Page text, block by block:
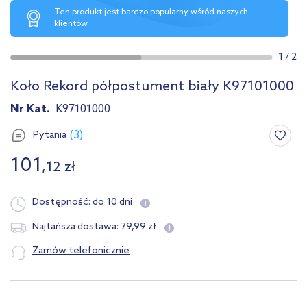
Ten produkt jest bardzo popularny wśród naszych
klientów.
1 /2
Koło Rekord półpostument biały K97101000
Nr Kat. K97101000
Pytania (3)
101 ,12 zł
Dostępność: do 10 dni
Najtańsza dostawa: 79,99 zł
Zamów telefonicznie